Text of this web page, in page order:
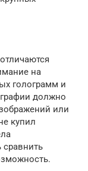
на
голограмм и
должно
или
купил
сравнить